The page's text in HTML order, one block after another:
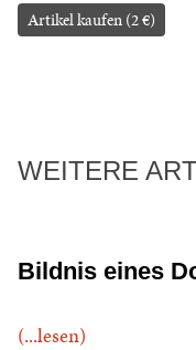
Artikel kaufen (2 €)
WEITERE
Bildnis eines
(...lesen)